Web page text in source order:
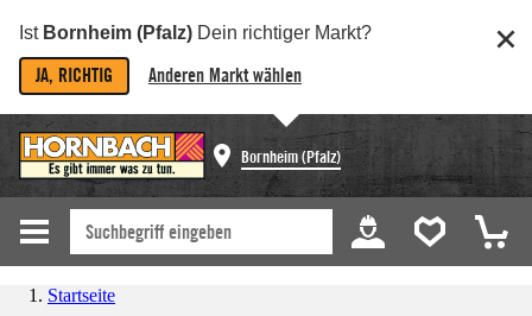
Ist Bornheim (Pfalz) Dein richtiger Markt?
JA, RICHTIG Anderen Markt wählen
Bornheim (Pfalz)
Startseite